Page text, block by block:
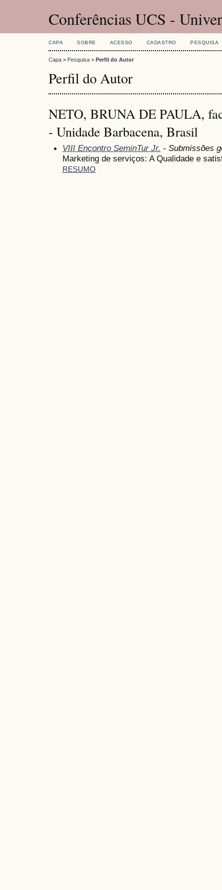
Conferências UCS -
CAPA SOBRE ACESSO CADASTRO PESQUISA
Capa > Pesquisa > Perfil do Autor
Perfil do Autor
NETO, BRUNA DE PAULA,
- Unidade Barbacena, Brasil
VIII Encontro SeminTur Jr. - Submissões
Marketing de serviços: A Qualidade e
RESUMO